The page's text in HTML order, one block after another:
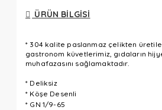
ÜRÜN BILGISI
* 304 kalite paslanmaz çelikten
gastronom küvetlerimiz, gıdaların
muhafazasını sağlamaktadır.
* Deliksiz
* Köşe Desenli
* GN 1/9-65